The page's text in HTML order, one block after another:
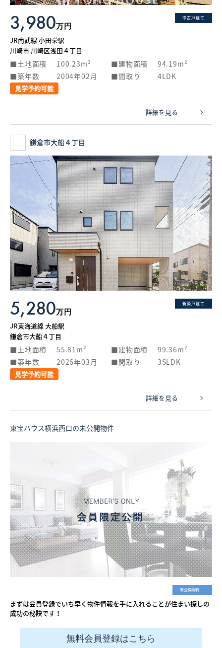
中古戸建て
3,980万円
JR南武線 小田栄駅
川崎市 川崎区浅田４丁目
土地面積 100.23m² 建物面積
94.19m²
築年数
2004年02月 間取り 4LDK
見学予約可能
詳細を見る
鎌倉市大船４丁目
新築戸建て
5,280万円
JR東海道線 大船駅
鎌倉市大船４丁目
土地面積 55.81m² 建物面積
99.36m²
築年数
2026年03月 間取り 3SLDK
見学予約可能
詳細を見る
東宝ハウス横浜西口の未公開物件
未公開物件
まずは会員登録でいち早く物件情報を手に入れることが住まい探しの
成功の秘訣です！
無料会員登録はこちら